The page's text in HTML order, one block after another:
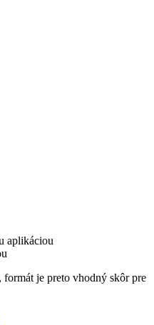
aplikáciou
je preto vhodný skôr pre